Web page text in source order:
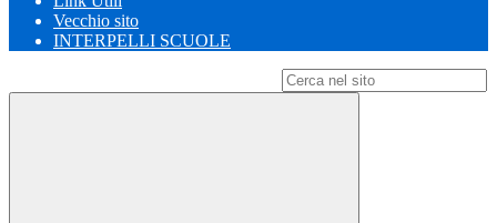
Vecchio sito
INTERPELLI SCUOLE